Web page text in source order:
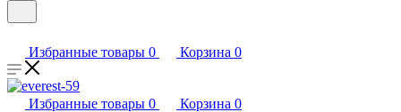
Избранные товары 0 Корзина 0
Избранные товары 0 Корзина 0